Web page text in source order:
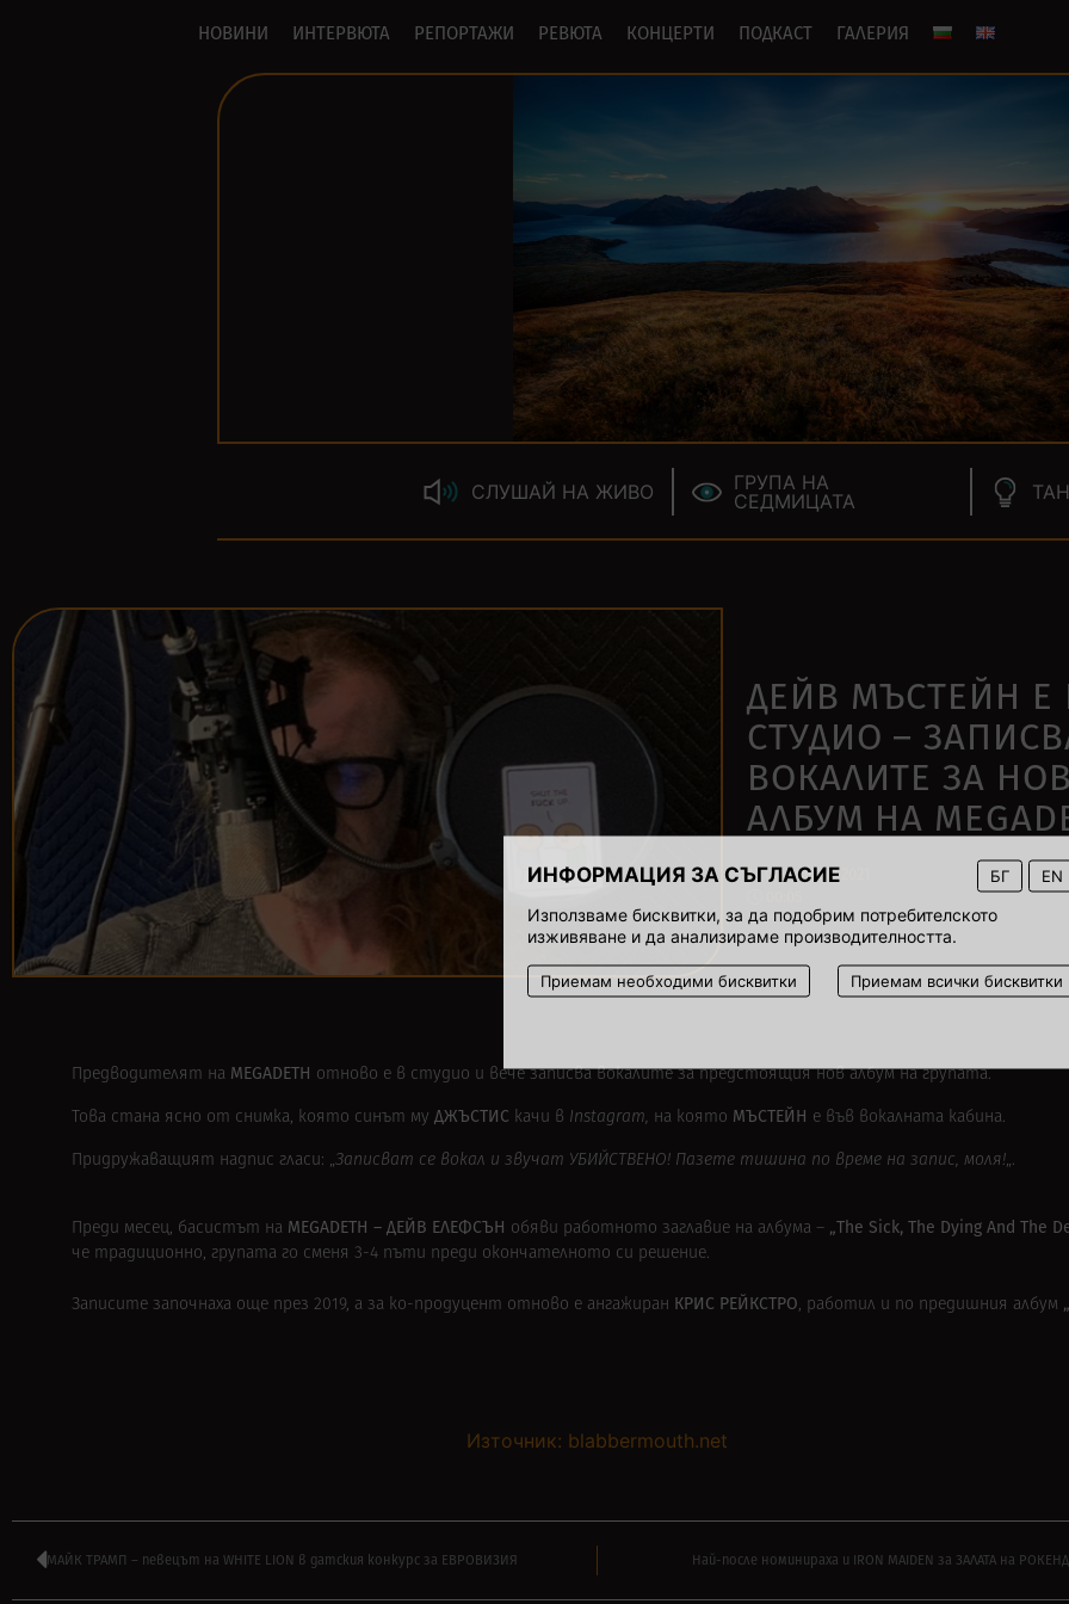
ИНФОРМАЦИЯ ЗА СЪГЛАСИЕ БГ EN
Използваме бисквитки, за да подобрим потребителското
изживяване и да анализираме производителността.
Приемам необходими бисквитки Приемам всички бисквитки
НОВИНИ ИНТЕРВЮТА РЕПОРТАЖИ РЕВЮТА КОНЦЕРТИ ПОДКАСТ ГАЛЕРИЯ
СЛУШАЙ НА ЖИВО
ГРУПА НА
СЕДМИЦАТА
ДЕЙВ МЪСТЕЙН Е
СТУДИО –
ВОКАЛИТЕ ЗА
АЛБУМ НА
11 февруари 2021
Предводителят на MEGADETH отново е в студио и вече записва вокалите за предстоящия нов албум на групата.
Това стана ясно от снимка, която синът му ДЖЪСТИС качи в Instagram, на която МЪСТЕЙН е във вокалната кабина.
Придружаващият надпис гласи: „Записват се вокал и звучат УБИЙСТВЕНО! Пазете тишина по време на запис, моля!„.
Преди месец, басистът на MEGADETH – ДЕЙВ ЕЛЕФСЪН обяви работното заглавие на албума – „The Sick, The Dying And The
че традиционно, групата го сменя 3-4 пъти преди окончателното си решение.
Записите започнаха още през 2019, а за ко-продуцент отново е ангажиран КРИС РЕЙКСТРО, работил и по предишния албум
Източник: blabbermouth.net
МАЙК ТРАМП – певецът на WHITE LION в датския конкурс за ЕВРОВИЗИЯ Най-после номинираха и IRON MAIDEN за ЗАЛАТА на